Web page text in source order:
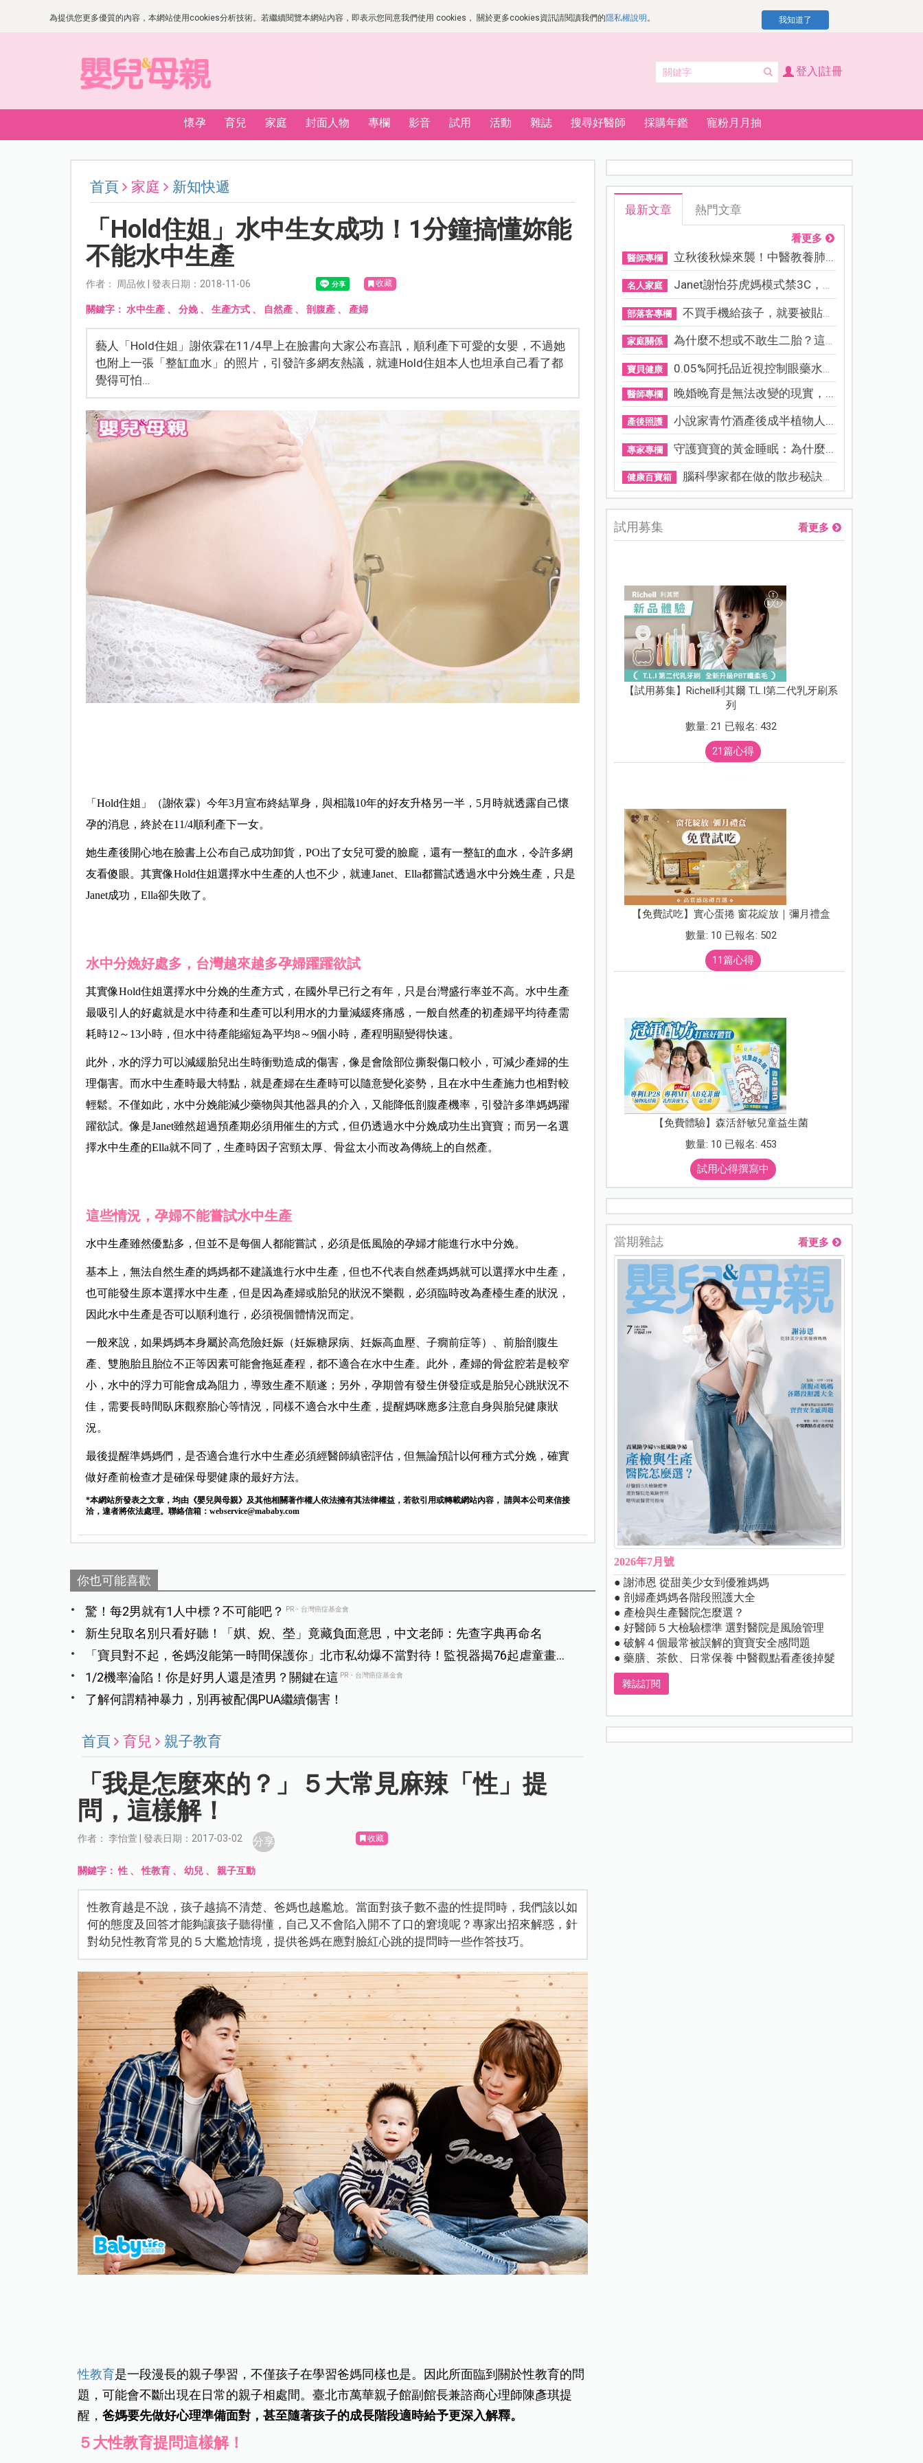
為提供您更多優質的內容，本網站使用cookies分析技術。若繼續閱覽本網站內容，即表示您同意我們使用 cookies， 關於更多cookies資訊請閱讀我們的隱私權說明 。 我知道了
登入|註冊
懷孕 育兒 家庭 封面人物 專欄 影音 試用 活動 雜誌 搜尋好醫師 採購年鑑 寵粉月月抽
首頁 家庭 新知快遞
「Hold住姐」水中生女成功！1分鐘搞懂妳能
不能水中生產
作者： 周品攸 | 發表日期：2018-11-06 收藏
關鍵字： 水中生產、 分娩、 生產方式、 自然產、 剖腹產、 產婦
藝人「Hold住姐」謝依霖在11/4早上在臉書向大家公布喜訊，順利產下可愛的女嬰，不過她
也附上一張「整缸血水」的照片，引發許多網友熱議，就連Hold住姐本人也坦承自己看了都
覺得可怕…
「Hold住姐」（謝依霖）今年3月宣布終結單身，與相識10年的好友升格另一半，5月時就透露自己懷
孕的消息，終於在11/4順利產下一女。
她生產後開心地在臉書上公布自己成功卸貨，PO出了女兒可愛的臉龐，還有一整缸的血水，令許多網
友看傻眼。其實像Hold住姐選擇水中生產的人也不少，就連Janet、Ella都嘗試透過水中分娩生產，只是
Janet成功，Ella卻失敗了。
水中分娩好處多，台灣越來越多孕婦躍躍欲試
其實像Hold住姐選擇水中分娩的生產方式，在國外早已行之有年，只是台灣盛行率並不高。水中生產
最吸引人的好處就是水中待產和生產可以利用水的力量減緩疼痛感，一般自然產的初產婦平均待產需
耗時12～13小時，但水中待產能縮短為平均8～9個小時，產程明顯變得快速。
此外，水的浮力可以減緩胎兒出生時衝勁造成的傷害，像是會陰部位撕裂傷口較小，可減少產婦的生
理傷害。而水中生產時最大特點，就是產婦在生產時可以隨意變化姿勢，且在水中生產施力也相對較
輕鬆。不僅如此，水中分娩能減少藥物與其他器具的介入，又能降低剖腹產機率，引發許多準媽媽躍
躍欲試。像是Janet雖然超過預產期必須用催生的方式，但仍透過水中分娩成功生出寶寶；而另一名選
擇水中生產的Ella就不同了，生產時因子宮頸太厚、骨盆太小而改為傳統上的自然產。
這些情況，孕婦不能嘗試水中生產
水中生產雖然優點多，但並不是每個人都能嘗試，必須是低風險的孕婦才能進行水中分娩。
基本上，無法自然生產的媽媽都不建議進行水中生產，但也不代表自然產媽媽就可以選擇水中生產，
也可能發生原本選擇水中生產，但是因為產婦或胎兒的狀況不樂觀，必須臨時改為產檯生產的狀況，
因此水中生產是否可以順利進行，必須視個體情況而定。
一般來說，如果媽媽本身屬於高危險妊娠（妊娠糖尿病、妊娠高血壓、子癇前症等）、前胎剖腹生
產、雙胞胎且胎位不正等因素可能會拖延產程，都不適合在水中生產。此外，產婦的骨盆腔若是較窄
小，水中的浮力可能會成為阻力，導致生產不順遂；另外，孕期曾有發生併發症或是胎兒心跳狀況不
佳，需要長時間臥床觀察胎心等情況，同樣不適合水中生產，提醒媽咪應多注意自身與胎兒健康狀
況。
最後提醒準媽媽們，是否適合進行水中生產必須經醫師縝密評估，但無論預計以何種方式分娩，確實
做好產前檢查才是確保母嬰健康的最好方法。
*本網站所發表之文章，均由《嬰兒與母親》及其他相關著作權人依法擁有其法律權益，若欲引用或轉載網站內容， 請與本公司來信接
洽，違者將依法處理。聯絡信箱： webservice@mababy.com
你也可能喜歡
驚！每2男就有1人中標？不可能吧？ PR・台灣癌症基金會
新生兒取名別只看好聽！「娸、婗、塋」竟藏負面意思，中文老師：先查字典再命名
「寶貝對不起，爸媽沒能第一時間保護你」北市私幼爆不當對待！監視器揭76起虐童畫
面，家長痛心提告
1/2機率淪陷！你是好男人還是渣男？關鍵在這 PR・台灣癌症基金會
了解何謂精神暴力，別再被配偶PUA繼續傷害！
首頁 育兒 親子教育
「我是怎麼來的？」５大常見麻辣「性」提
問，這樣解！
作者： 李怡萱 | 發表日期：2017-03-02 分享 收藏
關鍵字：性 、性教育 、幼兒 、親子互動
性教育越是不說，孩子越搞不清楚、爸媽也越尷尬。當面對孩子數不盡的性提問時，我們該以如
何的態度及回答才能夠讓孩子聽得懂，自己又不會陷入開不了口的窘境呢？專家出招來解惑，針
對幼兒性教育常見的５大尷尬情境，提供爸媽在應對臉紅心跳的提問時一些作答技巧。
性教育是一段漫長的親子學習，不僅孩子在學習爸媽同樣也是。因此所面臨到關於性教育的問
題，可能會不斷出現在日常的親子相處間。臺北市萬華親子館副館長兼諮商心理師陳彥琪提
醒，爸媽要先做好心理準備面對，甚至隨著孩子的成長階段適時給予更深入解釋。
５大性教育提問這樣解！
最新文章 熱門文章
看更多
醫師專欄 立秋後秋燥來襲！中醫教養肺...
名人家庭 Janet謝怡芬虎媽模式禁3C，看...
部落客專欄 不買手機給孩子，就要被貼「...
家庭關係 為什麼不想或不敢生二胎？這8...
寶貝健康 0.05%阿托品近視控制眼藥水納...
醫師專欄 晚婚晚育是無法改變的現實，...
產後照護 小說家青竹酒產後成半植物人...
專家專欄 守護寶寶的黃金睡眠：為什麼...
健康百寶箱 腦科學家都在做的散步秘訣！...
試用募集 看更多
【試用募集】Richell利其爾 T.L.I第二代乳牙刷系
列
數量: 21 已報名: 432
21篇心得
【免費試吃】實心蛋捲 窗花綻放｜彌月禮盒
數量: 10 已報名: 502
11篇心得
【免費體驗】森活舒敏兒童益生菌
數量: 10 已報名: 453
試用心得撰寫中
當期雜誌 看更多
2026年7月號
● 謝沛恩 從甜美少女到優雅媽媽
● 剖婦產媽媽各階段照護大全
● 產檢與生產醫院怎麼選？
● 好醫師５大檢驗標準 選對醫院是風險管理
● 破解４個最常被誤解的寶寶安全感問題
● 藥膳、茶飲、日常保養 中醫觀點看產後掉髮
雜誌訂閱